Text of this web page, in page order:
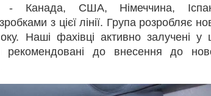
- Канада, США, Німеччина,
з цієї лінії. Група розробляє
Наші фахівці активно залучені у
рекомендовані до внесення до